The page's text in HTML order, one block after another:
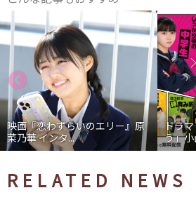
映画『恋わずらいのエリー』原
菜乃華 インタ...
ドラ
う」小
RELATED NEWS